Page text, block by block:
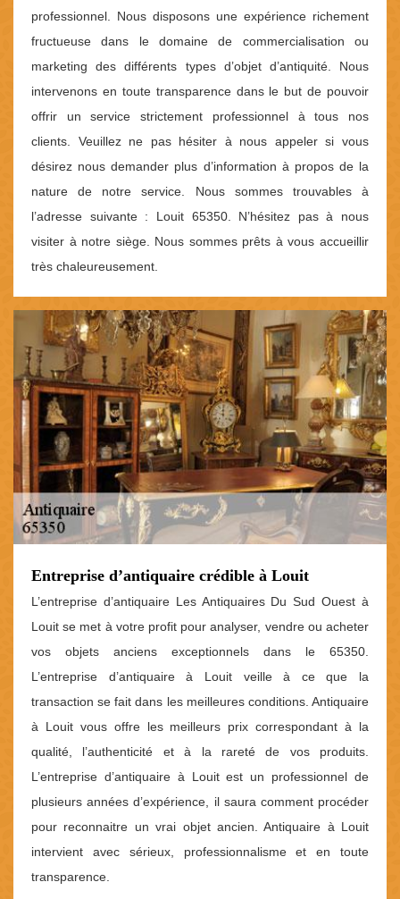
professionnel. Nous disposons une expérience richement
fructueuse dans le domaine de commercialisation ou
marketing des différents types d’objet d’antiquité. Nous
intervenons en toute transparence dans le but de pouvoir
offrir un service strictement professionnel à tous nos
clients. Veuillez ne pas hésiter à nous appeler si vous
désirez nous demander plus d’information à propos de la
nature de notre service. Nous sommes trouvables à
l’adresse suivante : Louit 65350. N’hésitez pas à nous
visiter à notre siège. Nous sommes prêts à vous accueillir
très chaleureusement.
Entreprise d’antiquaire crédible à Louit
L’entreprise d’antiquaire Les Antiquaires Du Sud Ouest à
Louit se met à votre profit pour analyser, vendre ou acheter
vos objets anciens exceptionnels dans le 65350.
L’entreprise d’antiquaire à Louit veille à ce que la
transaction se fait dans les meilleures conditions. Antiquaire
à Louit vous offre les meilleurs prix correspondant à la
qualité, l’authenticité et à la rareté de vos produits.
L’entreprise d’antiquaire à Louit est un professionnel de
plusieurs années d’expérience, il saura comment procéder
pour reconnaitre un vrai objet ancien. Antiquaire à Louit
intervient avec sérieux, professionnalisme et en toute
transparence.